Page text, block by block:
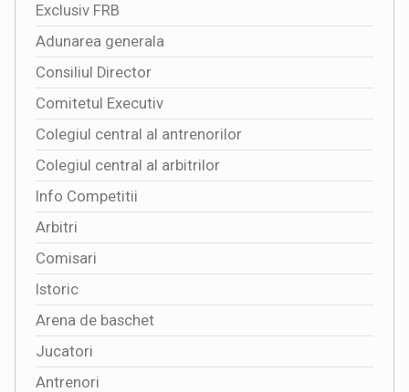
Exclusiv FRB
Adunarea generala
Consiliul Director
Comitetul Executiv
Colegiul central al antrenorilor
Colegiul central al arbitrilor
Info Competitii
Arbitri
Comisari
Istoric
Arena de baschet
Jucatori
Antrenori